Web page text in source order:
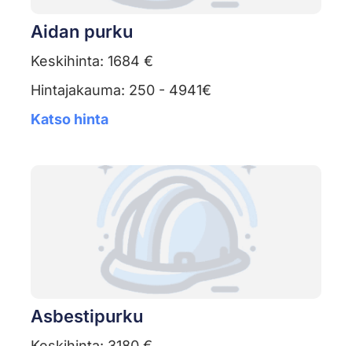
Aidan purku
Keskihinta: 1684 €
Hintajakauma: 250 - 4941€
Katso hinta
Asbestipurku